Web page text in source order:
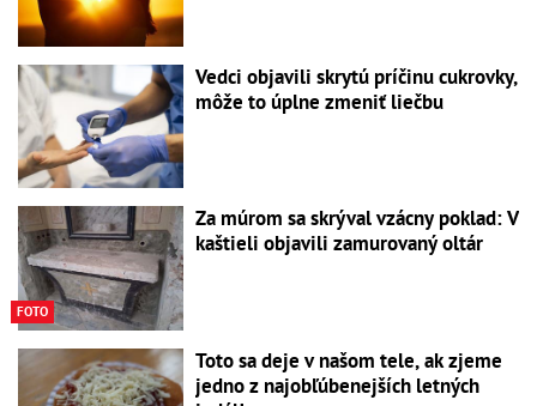
Vedci objavili skrytú príčinu cukrovky,
môže to úplne zmeniť liečbu
FOTO
Za múrom sa skrýval vzácny poklad: V
kaštieli objavili zamurovaný oltár
Toto sa deje v našom tele, ak zjeme
jedno z najobľúbenejších letných